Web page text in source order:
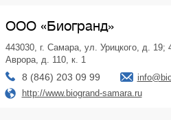
ООО «Биогранд»
443030, г. Самара, ул. Урицкого, д. 19;
Аврора, д. 110, к. 1
8 (846) 203 09 99
http://www.biogrand-samara.ru